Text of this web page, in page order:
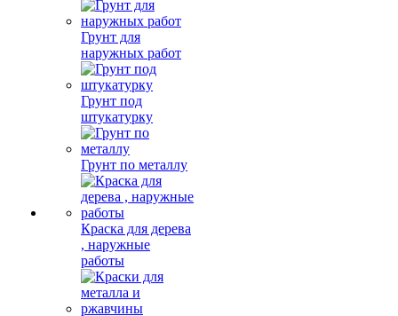
Грунт для
наружных работ
Грунт под
штукатурку
Грунт по металлу
Краска для дерева
, наружные
работы